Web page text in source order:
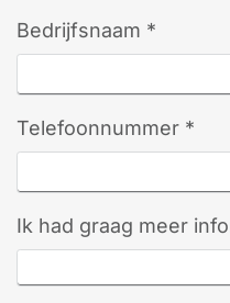
Bedrijfsnaam *
Telefoonnummer *
Ik had graag meer